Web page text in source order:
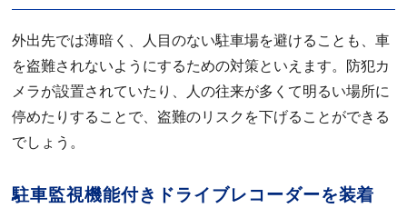
外出先では薄暗く、人目のない駐車場を避けることも、車
を盗難されないようにするための対策といえます。防犯カ
メラが設置されていたり、人の往来が多くて明るい場所に
停めたりすることで、盗難のリスクを下げることができる
でしょう。
駐車監視機能付きドライブレコーダーを装着